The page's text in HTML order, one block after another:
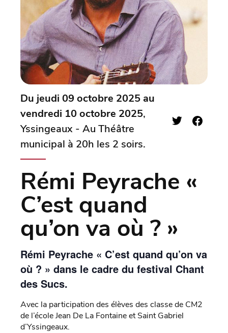
Du jeudi 09 octobre 2025 au
vendredi 10 octobre 2025,
Yssingeaux - Au Théâtre
municipal à 20h les 2 soirs.
Rémi Peyrache «
C’est quand
qu’on va où ? »
Rémi Peyrache « C’est quand qu’on va
où ? » dans le cadre du festival Chant
des Sucs.
Avec la participation des élèves des classe de CM2
de l’école Jean De La Fontaine et Saint Gabriel
d’Yssingeaux.